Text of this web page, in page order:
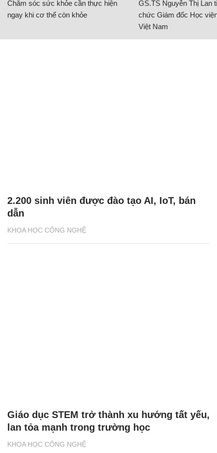
Chăm sóc sức khỏe cần thực hiện
ngay khi cơ thể còn khỏe
GS.TS Nguyễn Thị Lan
chức Giám đốc Học
Việt Nam
KHOA HỌC CÔNG NGHỆ
2.200 sinh viên được đào tạo AI, IoT, bán
dẫn
KHOA HỌC CÔNG NGHỆ
Giáo dục STEM trở thành xu hướng tất yếu,
lan tỏa mạnh trong trường học